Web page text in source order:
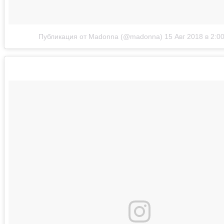
Публикация от Madonna (@madonna) 15 Авг 2018 в